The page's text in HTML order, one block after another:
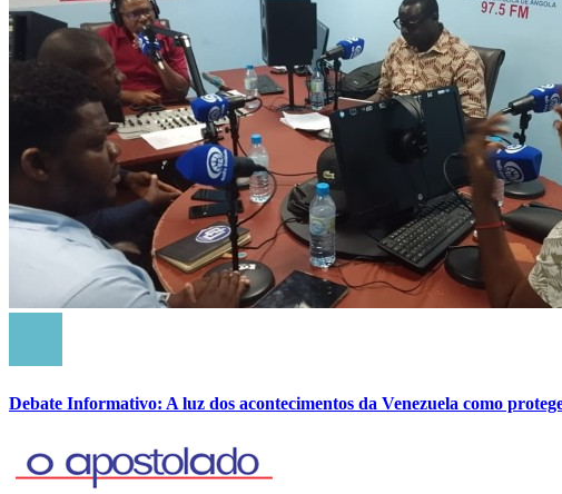
Debate Informativo: A luz dos acontecimentos da Venezuela como